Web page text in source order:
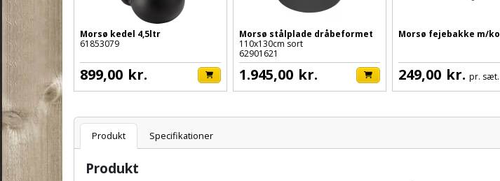
Morsø kedel 4,5ltr
61853079
899,00 kr.
Morsø stålplade dråbeformet
110x130cm sort
62901621
1.945,00 kr.
Morsø fejebakke m/
249,00 kr. pr. sæt.
Varenummer
Produkt
Specifikationer
Produkt